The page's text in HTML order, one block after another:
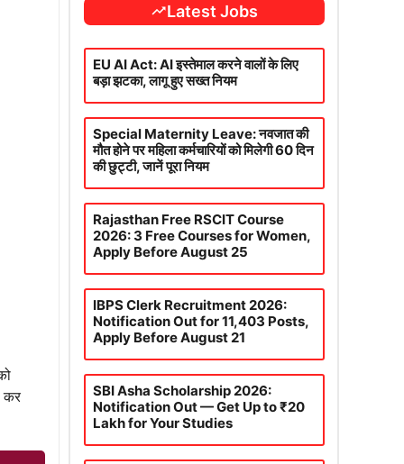
कर
Latest Jobs
EU AI Act: AI इस्तेमाल करने वालों के लिए
बड़ा झटका, लागू हुए सख्त नियम
Special Maternity Leave: नवजात की
मौत होने पर महिला कर्मचारियों को मिलेगी 60 दिन
की छुट्टी, जानें पूरा नियम
Rajasthan Free RSCIT Course
2026: 3 Free Courses for Women,
Apply Before August 25
IBPS Clerk Recruitment 2026:
Notification Out for 11,403 Posts,
Apply Before August 21
SBI Asha Scholarship 2026:
Notification Out — Get Up to ₹20
Lakh for Your Studies